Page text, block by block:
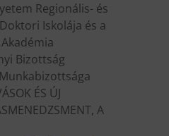
Regionális- és
Iskolája és a
Bizottság
ÉS ÚJ
A